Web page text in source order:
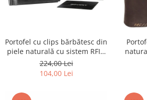
Portofel cu clips bărbătesc din
piele naturală cu sistem RFID
- Rovicky PTR-N1908-RVT-9799
BLACK
224,00 Lei
104,00 Lei